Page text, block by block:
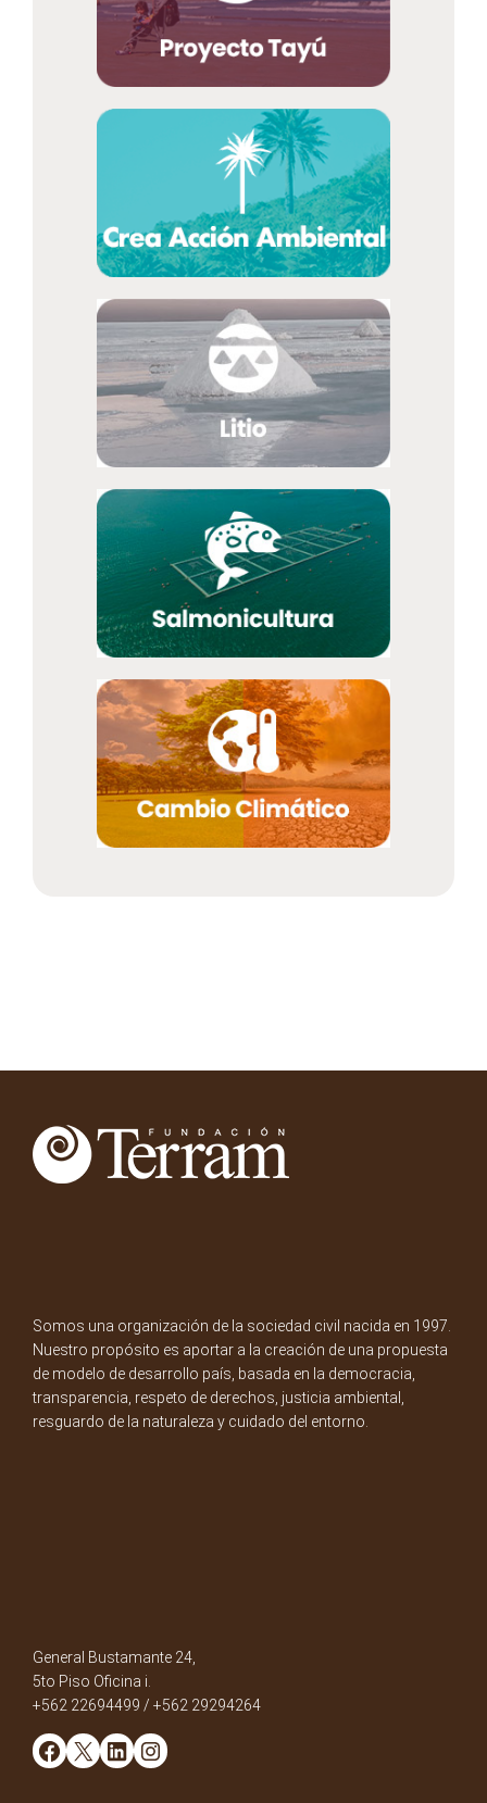
Somos una organización de la sociedad civil nacida en 1997.
Nuestro propósito es aportar a la creación de una propuesta
de modelo de desarrollo país, basada en la democracia,
transparencia, respeto de derechos, justicia ambiental,
resguardo de la naturaleza y cuidado del entorno.
General Bustamante 24,
5to Piso Oficina i.
+562 22694499 / +562 29294264